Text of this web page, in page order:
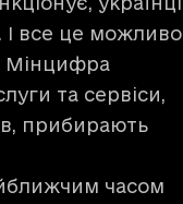
І все це можливо
Мінцифра
та сервіси,
прибирають
часом